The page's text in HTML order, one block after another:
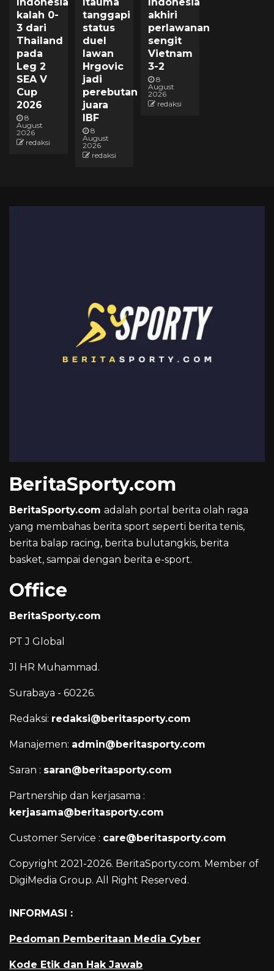
kalah 0-
3 dari
Thailand
pada
Leg 2
SEA V
Cup
2026
8
August
2026
redaksi
tanggapi
status
duel
lawan
Hrgovic
jadi
perebutan
juara
IBF
8
August
2026
redaksi
akhiri
perlawanan
sengit
Vietnam
3-2
8
August
2026
redaksi
BeritaSporty.com
BeritaSporty.com adalah portal berita olah raga
yang membahas berita sport seperti berita tenis,
berita balap racing, berita bulutangkis, berita
basket, sampai dengan berita e-sport.
Office
BeritaSporty.com
PT J Global
Jl HR Muhammad.
Surabaya - 60226.
Redaksi: redaksi@beritasporty.com
Manajemen: admin@beritasporty.com
Saran : saran@beritasporty.com
Partnership dan kerjasama :
kerjasama@beritasporty.com
Customer Service : care@beritasporty.com
Copyright 2021-2026. BeritaSporty.com. Member of
DigiMedia Group. All Right Reserved.
INFORMASI :
Pedoman Pemberitaan Media Cyber
Kode Etik dan Hak Jawab